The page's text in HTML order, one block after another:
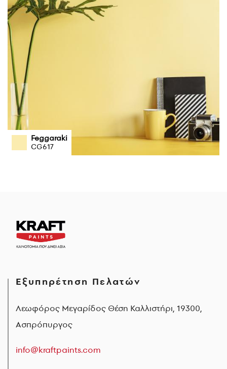
Feggaraki
CG617
Εξυπηρέτηση Πελατών
Λεωφόρος Μεγαρίδος Θέση Καλλιστήρι, 19300,
Ασπρόπυργος
info@kraftpaints.com